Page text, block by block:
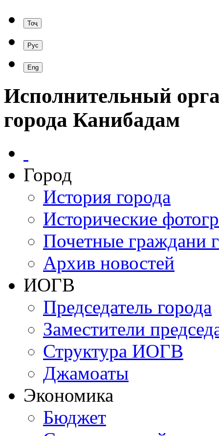
Исполнительный
города Канибадам
Город
История города
Исторические
Почетные граждани
Архив новостей
ИОГВ
Председатель города
Заместители
Структура ИОГВ
Джамоаты
Экономика
Бюджет